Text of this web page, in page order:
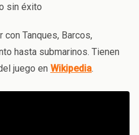
sin éxito
Tanques, Barcos,
hasta submarinos. Tienen
juego en Wikipedia.